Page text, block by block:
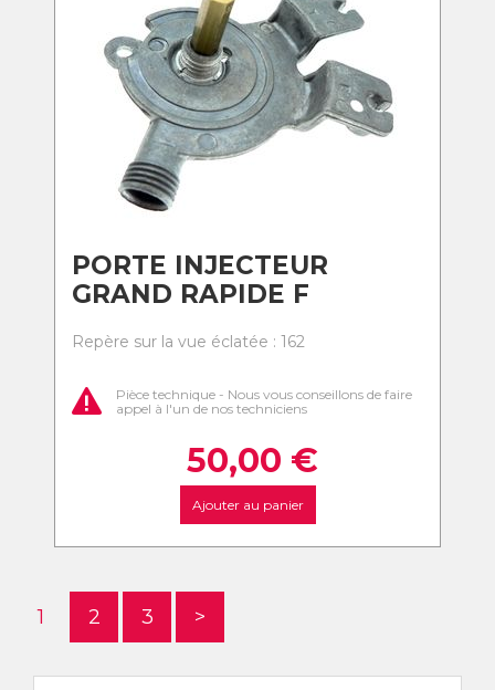
PORTE INJECTEUR
GRAND RAPIDE F
Repère sur la vue éclatée : 162
Pièce technique - Nous vous conseillons de faire
appel à l'un de nos techniciens
50,00 €
Ajouter au panier
1 2 3 >